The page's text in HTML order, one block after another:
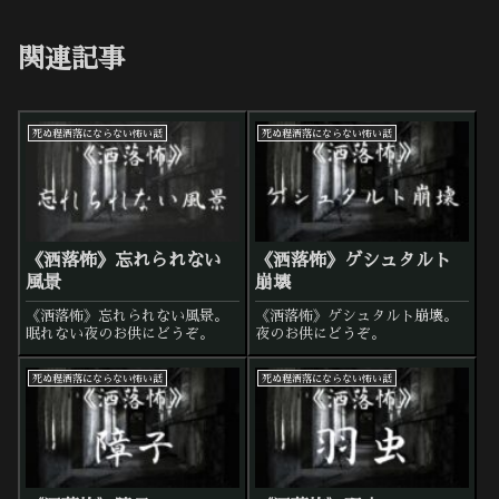
関連記事
死ぬ程洒落にならない怖い話
《洒落怖》忘れられない
風景
《洒落怖》忘れられない風景。
眠れない夜のお供にどうぞ。
死ぬ程洒落にならない怖い話
《洒落怖》ゲシュタルト
崩壊
《洒落怖》ゲシュタルト崩壊。
夜のお供にどうぞ。
死ぬ程洒落にならない怖い話 死ぬ程洒落にならない怖い話